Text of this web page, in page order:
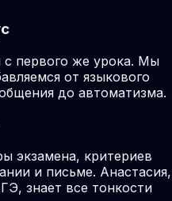
с первого же урока. Мы
от языкового
до автоматизма.
экзамена, критериев
и письме. Анастасия,
знает все тонкости